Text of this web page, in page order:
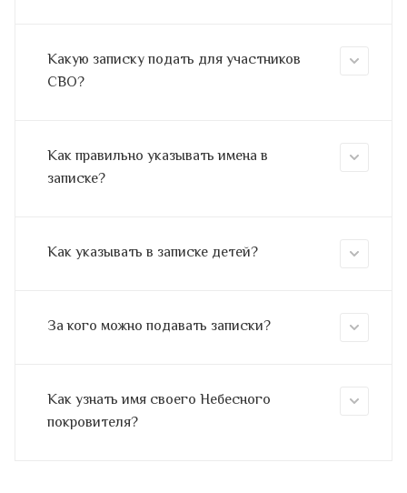
Какую записку подать для участников
СВО?
Как правильно указывать имена в
записке?
Как указывать в записке детей?
За кого можно подавать записки?
Как узнать имя своего Небесного
покровителя?